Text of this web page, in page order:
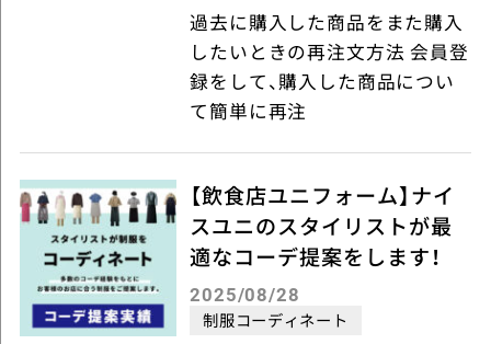
過去に購入した商品をまた購入
したいときの再注文方法 会員登
録をして、購入した商品につい
て簡単に再注
【飲食店ユニフォーム】ナイ
スユニのスタイリストが最
適なコーデ提案をします！
2025/08/28
制服コーディネート